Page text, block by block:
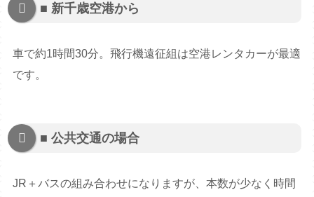
■ 新千歳空港から
車で約1時間30分。飛行機遠征組は空港レンタカーが最適
です。
■ 公共交通の場合
JR＋バスの組み合わせになりますが、本数が少なく時間